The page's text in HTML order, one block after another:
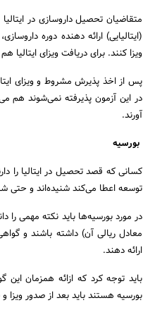
متقاضیان تحصیل داروسازی در
(ایتالیایی) ارائه دهنده دوره
ویزا کنند. برای دریافت ویزای ایتالیا هم
پس از اخذ پذیرش مشروط و ویزای
آورند.
بورسیه
کسانی که قصد تحصیل در ایتالیا را
توسعه اعطا می‌کند شنیده‌اند و حتی
معادل ریالی آن) داشته باشند و
ارائه دهند.
باید توجه کرد که ازائه همزمان
بورسیه هستند باید بعد از صدور ویزا و